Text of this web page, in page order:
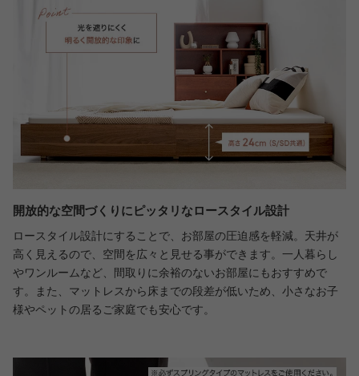
開放的な空間づくりにピッタリなロースタイル設計
ロースタイル設計にすることで、お部屋の圧迫感を軽減。天井が
高く見えるので、空間を広々と見せる事ができます。一人暮らし
やワンルームなど、間取りに余裕のないお部屋にもおすすめで
す。また、マットレスから床までの段差が低いため、小さなお子
様やペットの居るご家庭でも安心です。